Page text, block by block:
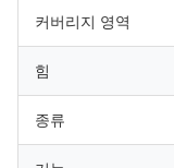
커버리지 영역
힘
종류